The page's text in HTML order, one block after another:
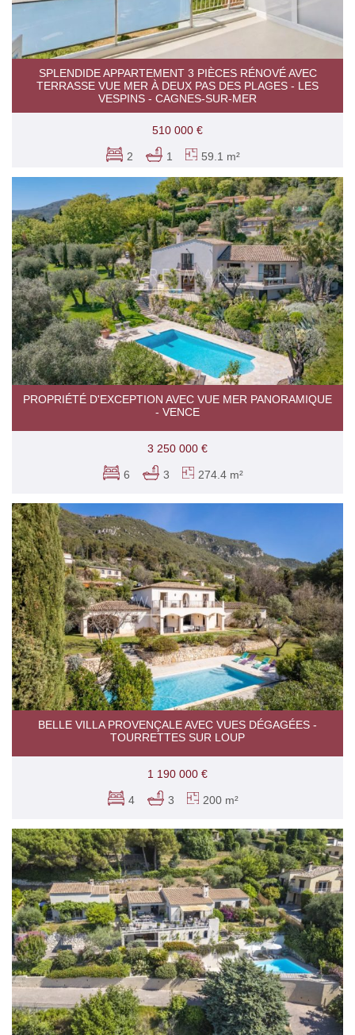
SPLENDIDE APPARTEMENT 3 PIÈCES RÉNOVÉ AVEC
TERRASSE VUE MER À DEUX PAS DES PLAGES - LES
VESPINS - CAGNES-SUR-MER
510 000 €
2 1 59.1 m²
PROPRIÉTÉ D'EXCEPTION AVEC VUE MER PANORAMIQUE
- VENCE
3 250 000 €
6 3 274.4 m²
BELLE VILLA PROVENÇALE AVEC VUES DÉGAGÉES -
TOURRETTES SUR LOUP
1 190 000 €
4 3 200 m²